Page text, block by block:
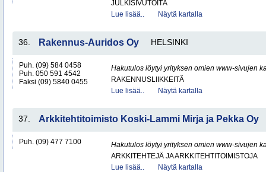
JULKISIVUTÖITÄ
Lue lisää..
Näytä kartalla
36. Rakennus-Auridos Oy HELSINKI
Puh. (09) 584 0458
Puh. 050 591 4542
Faksi (09) 5840 0455
Hakutulos löytyi yrityksen omien www-sivujen
RAKENNUSLIIKKEITÄ
Lue lisää..
Näytä kartalla
37. Arkkitehtitoimisto Koski-Lammi Mirja ja Pekka Oy
Puh. (09) 477 7100
Hakutulos löytyi yrityksen omien www-sivujen
ARKKITEHTEJÄ JA ARKKITEHTITOIMISTOJA
Lue lisää..
Näytä kartalla